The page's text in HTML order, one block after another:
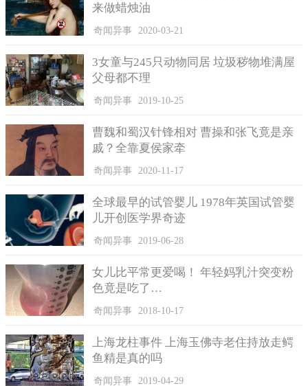
来做蜡烛油
奇闻异事 2020-03-21
3女童与245只动物同居 垃圾秽物堆满屋
父母都不理
奇闻异事 2019-10-25
曹魏和蜀汉针锋相对 曹操和张飞竟是亲
戚？全靠夏侯家牵
奇闻异事 2020-11-17
全球最早的试管婴儿 1978年英国试管婴
儿开创医学界奇迹
奇闻异事 2019-06-28
女儿比平常更爱喝！ 年轻妈乳汁突变粉
色竟是吃了…
奇闻异事 2018-10-17
上海龙柱事件 上海玉佛寺老住持放走鳄
鱼精是真的吗
奇闻异事 2019-04-29